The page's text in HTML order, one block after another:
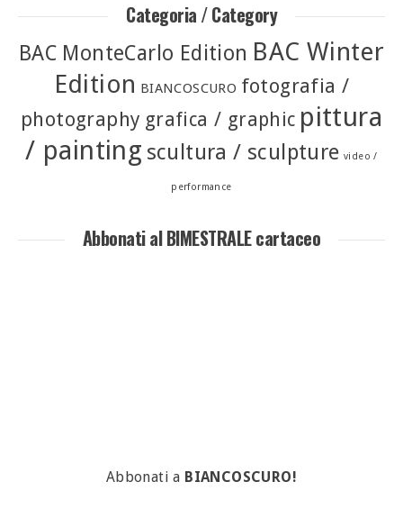
Categoria / Category
BAC MonteCarlo Edition BAC Winter
Edition BIANCOSCURO fotografia /
photography grafica / graphic pittura
/ painting scultura / sculpture video /
performance
Abbonati al BIMESTRALE cartaceo
Abbonati a BIANCOSCURO!